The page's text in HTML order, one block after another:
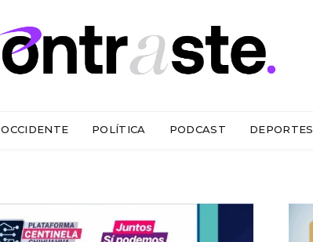
OCCIDENTE POLÍTICA PODCAST DEPORTES